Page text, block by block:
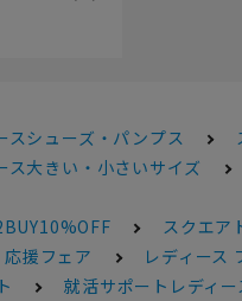
スシューズ・パンプス
ス大きい・小さいサイズ
スクエア
援フェア レディース
就活サポートレディー